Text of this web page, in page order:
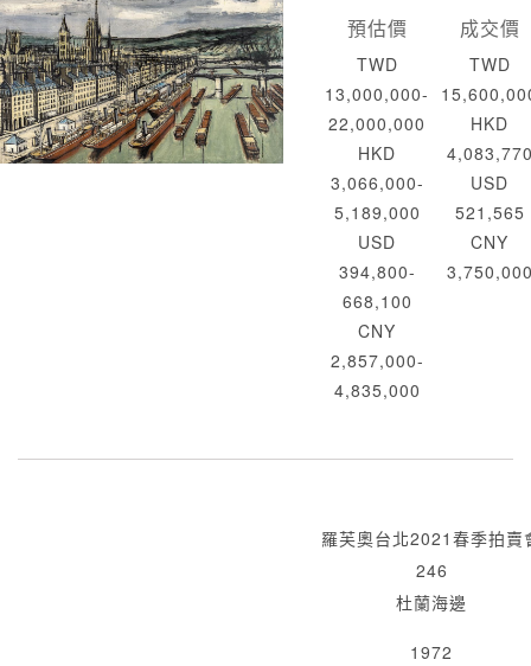
預估價
TWD
13,000,000-
22,000,000
HKD
3,066,000-
5,189,000
USD
394,800-
668,100
CNY
2,857,000-
4,835,000
成交價
TWD
HKD
USD
521,565
CNY
羅芙奧台北2021春季拍賣
246
杜蘭海邊
1972